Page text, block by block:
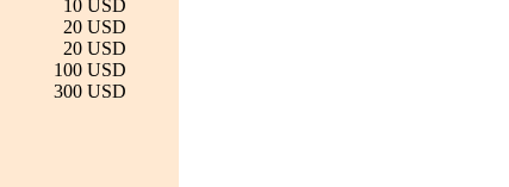
10 USD
20 USD
20 USD
100 USD
300 USD